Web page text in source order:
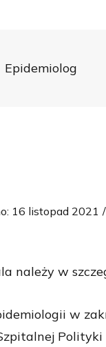
Epidemiolog
16 listopad 2021
należy w
w